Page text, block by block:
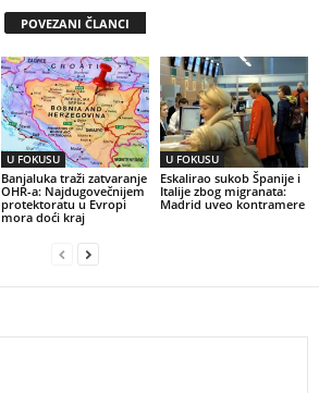
POVEZANI ČLANCI
U FOKUSU
Banjaluka traži zatvaranje
OHR-a: Najdugovečnijem
protektoratu u Evropi
mora doći kraj
U FOKUSU
Eskalirao sukob Španije i
Italije zbog migranata:
Madrid uveo kontramere